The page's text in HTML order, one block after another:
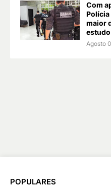
Com
Polícia
maior
estudo
Agosto
POPULARES